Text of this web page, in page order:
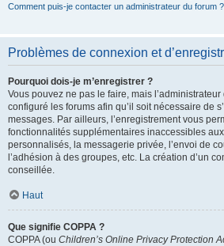
Comment puis-je contacter un administrateur du forum ?
Problèmes de connexion et
Pourquoi dois-je m’enregistrer ?
Vous pouvez ne pas le faire, mais
configuré les forums afin qu’il soit nécessaire de
messages. Par ailleurs, l’enregistrement vous
fonctionnalités supplémentaires inaccessibles
personnalisés, la messagerie privée, l’envoi de
l’adhésion à des groupes, etc. La création d’un
conseillée.
Haut
Que signifie COPPA ?
COPPA (ou Children’s Online Privacy Protection